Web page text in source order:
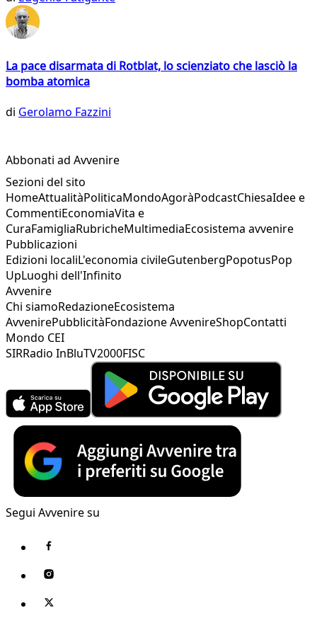
La pace disarmata di Rotblat, lo scienziato che lasciò la
bomba atomica
di Gerolamo Fazzini
Abbonati ad Avvenire
Sezioni del sito
HomeAttualitàPoliticaMondoAgoràPodcastChiesaIdee e
CommentiEconomiaVita e
CuraFamigliaRubricheMultimediaEcosistema avvenire
Pubblicazioni
Edizioni localiL'economia civileGutenbergPopotusPop
UpLuoghi dell'Infinito
Avvenire
Chi siamoRedazioneEcosistema
AvvenirePubblicitàFondazione AvvenireShopContatti
Mondo CEI
SIRRadio InBluTV2000FISC
Segui Avvenire su